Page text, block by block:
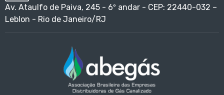
Av. Ataulfo de Paiva, 245 - 6º andar - CEP: 22440-032 –
Leblon - Rio de Janeiro/RJ